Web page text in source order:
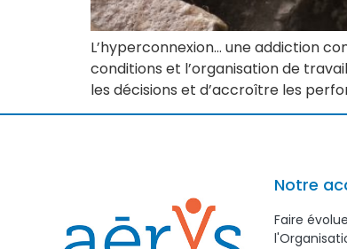
L’hyperconnexion… une addiction
conditions et l’organisation de
les décisions et d’accroître les
Notre
Faire